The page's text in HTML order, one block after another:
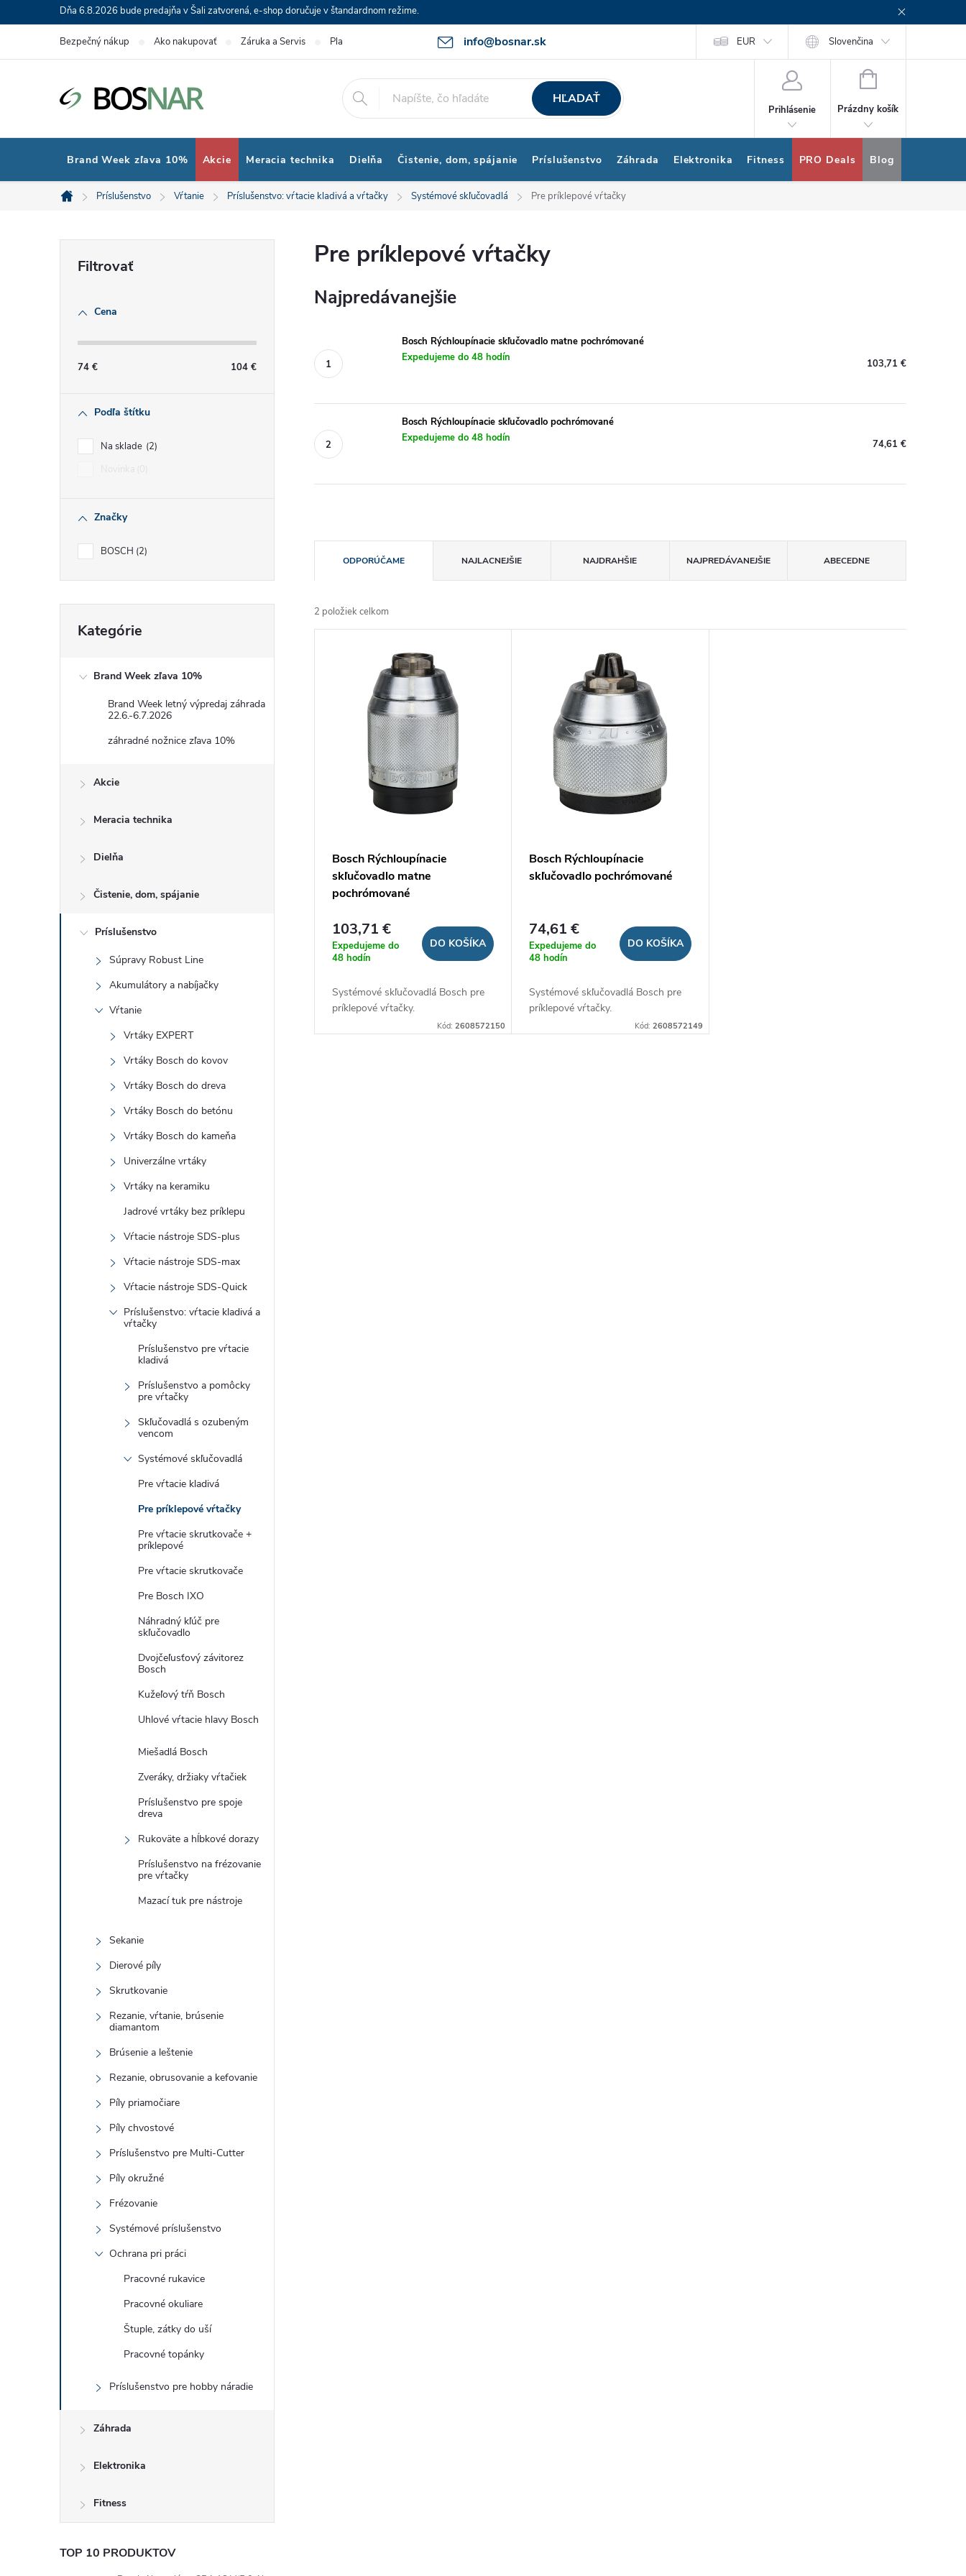
na
Dňa 6.8.2026 bude predajňa v Šali zatvorená, e-shop doručuje v štandardnom režime.
info@bosnar.sk
Bezpečný nákup Ako nakupovať Záruka a Servis Platby a Doprava Kontakty Obchodné podmienky Nákup na splátky Quatro
EUR Slovenčina
HĽADAŤ
Prihlásenie
NÁKUPNÝ
Prázdny košík
Brand Week zľava 10% Akcie Meracia technika Dielňa Čistenie, dom, spájanie Príslušenstvo Záhrada Elektronika Fitness PRO Deals Blog
Domov
Príslušenstvo Vŕtanie Príslušenstvo: vŕtacie kladivá a vŕtačky Systémové skľučovadlá Pre príklepové vŕtačky
l
Cena
74 € 104 €
Podľa štítku
Na sklade 2
Značky
BOSCH 2
kategórie
Kategórie
Brand Week zľava 10%
Brand Week letný výpredaj záhrada
22.6.-6.7.2026
záhradné nožnice zľava 10%
Akcie
Meracia technika
Dielňa
Čistenie, dom, spájanie
Príslušenstvo
Súpravy Robust Line
Akumulátory a nabíjačky
Vŕtanie
Vrtáky EXPERT
Vrtáky Bosch do kovov
Vrtáky Bosch do dreva
Vrtáky Bosch do betónu
Vrtáky Bosch do kameňa
Univerzálne vrtáky
Vrtáky na keramiku
Jadrové vrtáky bez príklepu
Vŕtacie nástroje SDS-plus
Vŕtacie nástroje SDS-max
Vŕtacie nástroje SDS-Quick
Príslušenstvo: vŕtacie kladivá a
vŕtačky
Príslušenstvo pre vŕtacie
kladivá
Príslušenstvo a pomôcky
pre vŕtačky
Skľučovadlá s ozubeným
vencom
Systémové skľučovadlá
Pre vŕtacie kladivá
Pre príklepové vŕtačky
Pre vŕtacie skrutkovače +
príklepové
Pre vŕtacie skrutkovače
Pre Bosch IXO
Náhradný kľúč pre
skľučovadlo
Dvojčeľusťový závitorez
Bosch
Kužeľový tŕň Bosch
Uhlové vŕtacie hlavy Bosch
Miešadlá Bosch
Zveráky, držiaky vŕtačiek
Príslušenstvo pre spoje
dreva
Rukoväte a hĺbkové dorazy
Príslušenstvo na frézovanie
pre vŕtačky
Mazací tuk pre nástroje
Sekanie
Dierové píly
Skrutkovanie
Rezanie, vŕtanie, brúsenie
diamantom
Brúsenie a leštenie
Rezanie, obrusovanie a kefovanie
Píly priamočiare
Píly chvostové
Príslušenstvo pre Multi-Cutter
Píly okružné
Frézovanie
Systémové príslušenstvo
Ochrana pri práci
Pracovné rukavice
Pracovné okuliare
Štuple, zátky do uší
Pracovné topánky
Príslušenstvo pre hobby náradie
Záhrada
Elektronika
Fitness
TOP 10 PRODUKTOV
Pre príklepové vŕtačky
Najpredávanejšie
Bosch Rýchloupínacie skľučovadlo matne pochrómované
Expedujeme do 48 hodín
103,71 €
Bosch Rýchloupínacie skľučovadlo pochrómované
Expedujeme do 48 hodín
74,61 €
a
d
t
ODPORÚČAME NAJLACNEJŠIE NAJDRAHŠIE NAJPREDÁVANEJŠIE ABECEDNE
2 položiek celkom
t
Bosch Rýchloupínacie
skľučovadlo matne
pochrómované
103,71 €
Expedujeme do
48 hodín
DO KOŠÍKA
Systémové skľučovadlá Bosch pre
príklepové vŕtačky.
Kód:2608572150
Bosch Rýchloupínacie
skľučovadlo pochrómované
74,61 €
Expedujeme do
48 hodín
DO KOŠÍKA
Systémové skľučovadlá Bosch pre
príklepové vŕtačky.
Kód: 2608572149